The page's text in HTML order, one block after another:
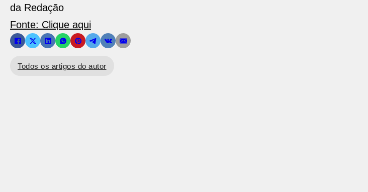
da Redação
Fonte: Clique aqui
Todos os artigos do autor